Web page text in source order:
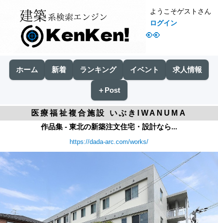
👀
ようこそゲストさん
ログイン
ホーム 新着 ランキング イベント 求人情報
＋Post
医療福祉複合施設 いぶきIWANUMA
作品集 - 東北の新築注文住宅・設計なら...
https://dada-arc.com/works/